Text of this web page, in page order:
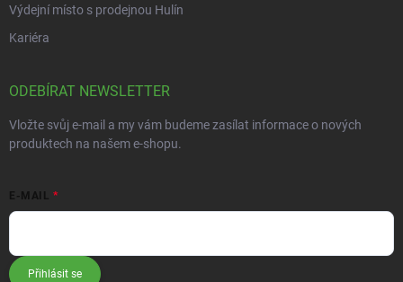
Výdejní místo s prodejnou Hulín
Kariéra
ODEBÍRAT NEWSLETTER
Vložte svůj e-mail a my vám budeme zasílat informace o nových
produktech na našem e-shopu.
E-MAIL
Přihlásit se